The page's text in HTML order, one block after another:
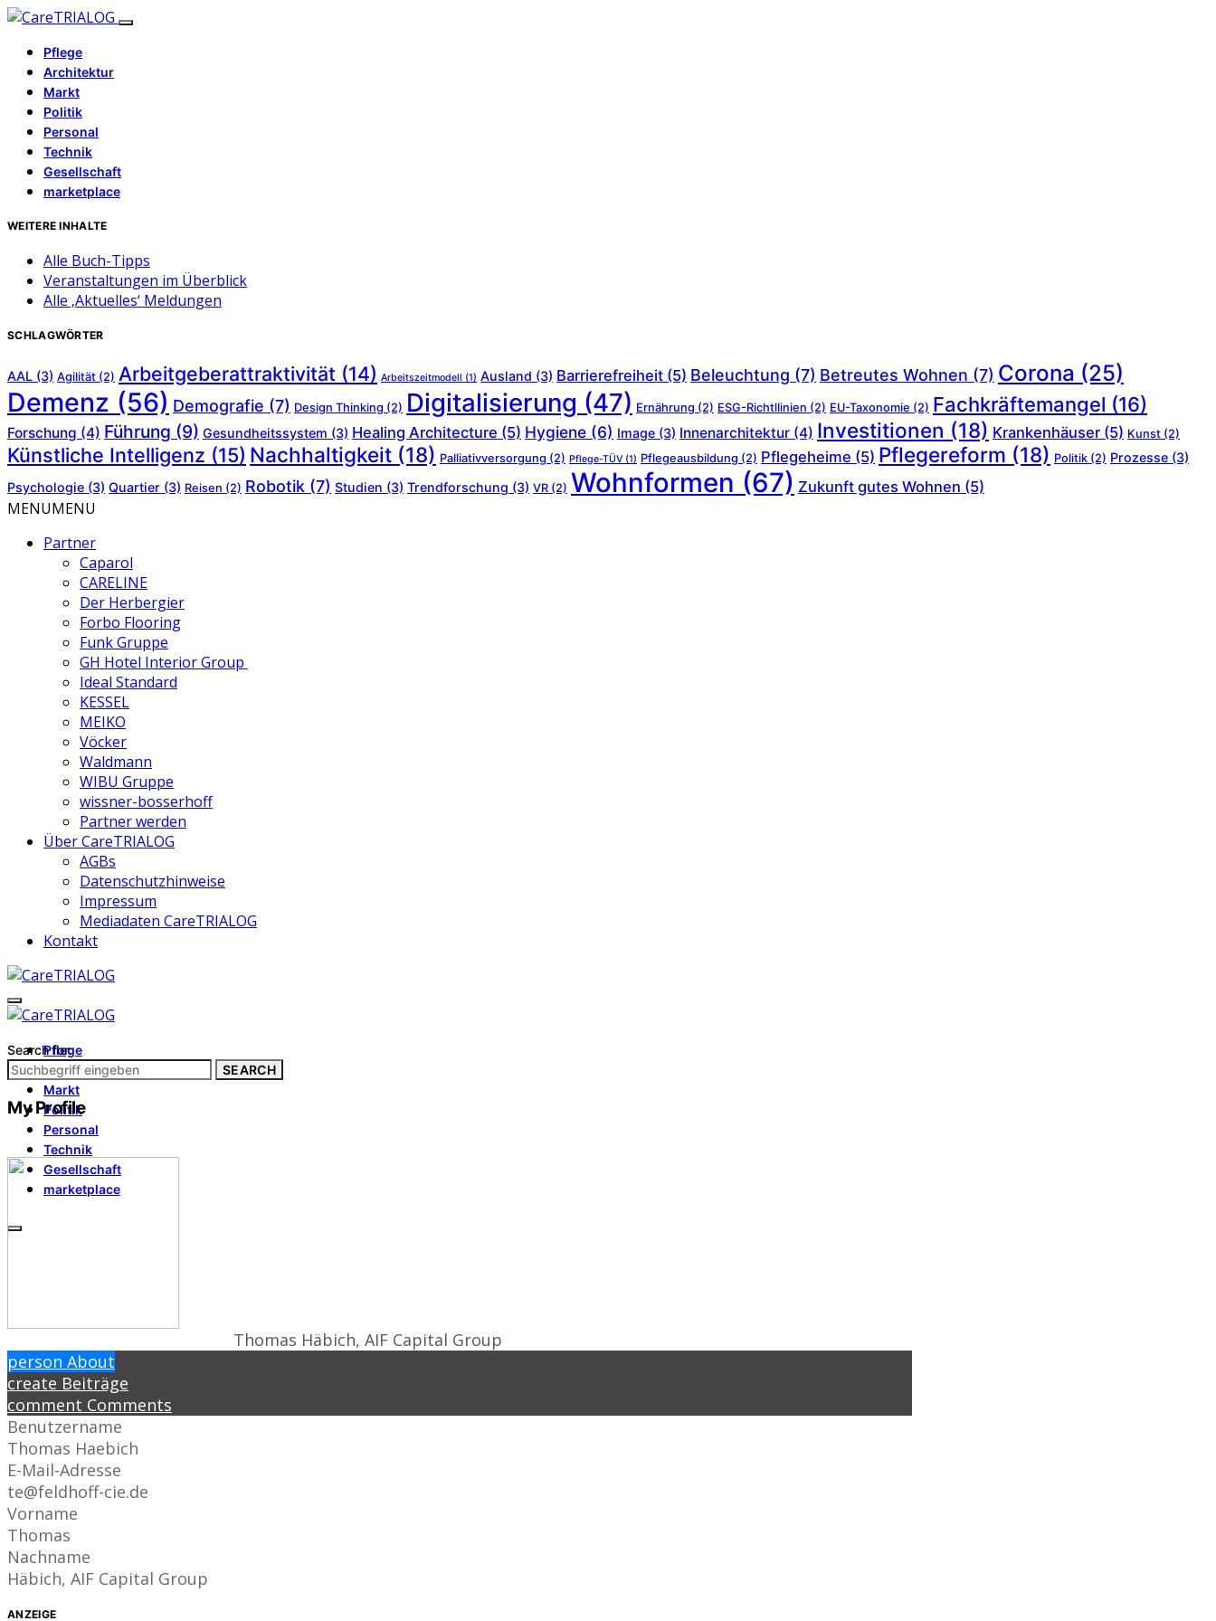
Pflege
Architektur
Markt
Politik
Personal
Technik
Gesellschaft
marketplace
WEITERE INHALTE
Alle Buch-Tipps
Veranstaltungen im Überblick
Alle ‚Aktuelles‘ Meldungen
SCHLAGWÖRTER
AAL (3) Agilität (2) Arbeitgeberattraktivität (14) Arbeitszeitmodell (1) Ausland (3) Barrierefreiheit (5) Beleuchtung (7) Betreutes Wohnen (7) Corona (25)
Demenz (56) Demografie (7) Design Thinking (2) Digitalisierung (47) Ernährung (2) ESG-Richtllinien (2) EU-Taxonomie (2) Fachkräftemangel (16)
Forschung (4) Führung (9) Gesundheitssystem (3) Healing Architecture (5) Hygiene (6) Image (3) Innenarchitektur (4) Investitionen (18) Krankenhäuser (5) Kunst (2)
Künstliche Intelligenz (15) Nachhaltigkeit (18) Palliativversorgung (2) Pflege-TÜV (1) Pflegeausbildung (2) Pflegeheime (5) Pflegereform (18) Politik (2) Prozesse (3)
Psychologie (3) Quartier (3) Reisen (2) Robotik (7) Studien (3) Trendforschung (3) VR (2) Wohnformen (67) Zukunft gutes Wohnen (5)
MENUMENU
Partner
Caparol
CARELINE
Der Herbergier
Forbo Flooring
Funk Gruppe
GH Hotel Interior Group
Ideal Standard
KESSEL
MEIKO
Vöcker
Waldmann
WIBU Gruppe
wissner-bosserhoff
Partner werden
Über CareTRIALOG
AGBs
Datenschutzhinweise
Impressum
Mediadaten CareTRIALOG
Kontakt
Pflege
Architektur
Markt
Politik
Personal
Technik
Gesellschaft
marketplace
Search for:
SEARCH
My Profile
Thomas Häbich, AIF Capital Group
person About
create Beiträge
comment Comments
Benutzername
Thomas Haebich
E-Mail-Adresse
te@feldhoff-cie.de
Vorname
Thomas
Nachname
Häbich, AIF Capital Group
ANZEIGE